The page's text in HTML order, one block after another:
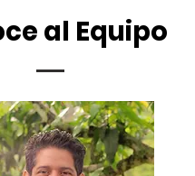
al Equipo